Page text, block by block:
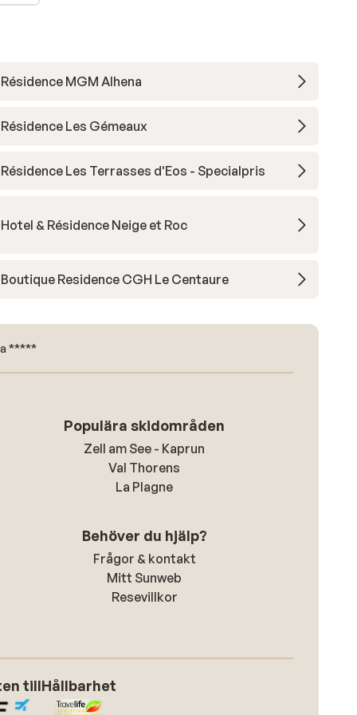
Résidence MGM Alhena
Résidence Les Gémeaux
Résidence Les Terrasses d'Eos - Specialpris
Hotel & Résidence Neige et Roc
Boutique Residence CGH Le Centaure
*****
Populära skidområden
Zell am See - Kaprun
Val Thorens
La Plagne
Behöver du hjälp?
Frågor & kontakt
Mitt Sunweb
Resevillkor
tillHållbarhet